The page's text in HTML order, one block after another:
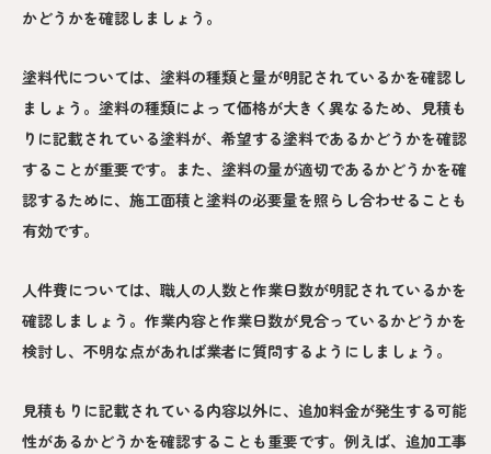
かどうかを確認しましょう。
塗料代については、塗料の種類と量が明記されているかを確認し
ましょう。塗料の種類によって価格が大きく異なるため、見積も
りに記載されている塗料が、希望する塗料であるかどうかを確認
することが重要です。また、塗料の量が適切であるかどうかを確
認するために、施工面積と塗料の必要量を照らし合わせることも
有効です。
人件費については、職人の人数と作業日数が明記されているかを
確認しましょう。作業内容と作業日数が見合っているかどうかを
検討し、不明な点があれば業者に質問するようにしましょう。
見積もりに記載されている内容以外に、追加料金が発生する可能
性があるかどうかを確認することも重要です。例えば、追加工事